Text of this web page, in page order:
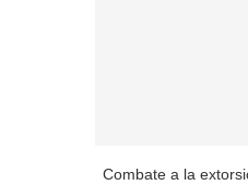
Combate a la